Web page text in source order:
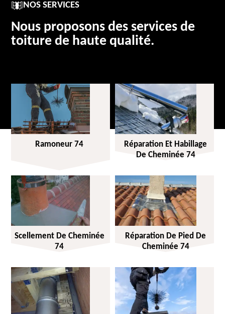
NOS SERVICES
Nous proposons des services de
toiture de haute qualité.
Ramoneur 74
Réparation Et Habillage
De Cheminée 74
Scellement De Cheminée
74
Réparation De Pied De
Cheminée 74